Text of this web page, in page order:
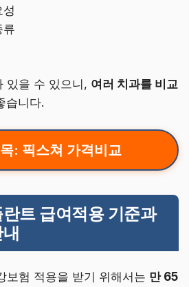
류
있을 수 있으니, 여러 치과를 비교
습니다.
: 픽스쳐 가격비교
트 급여적용 기준과
보험 적용을 받기 위해서는 만 65